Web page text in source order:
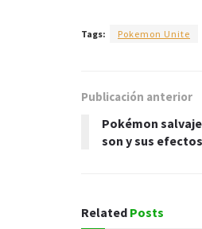
Tags: Pokemon Unite
Publicación anterior
Pokémon
son y sus efectos
Related Posts